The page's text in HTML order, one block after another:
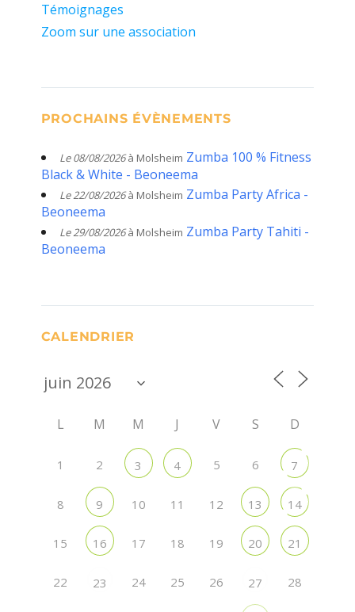
Témoignages
Zoom sur une association
PROCHAINS ÉVÈNEMENTS
Le 08/08/2026à Molsheim Zumba 100 % Fitness
Black & White - Beoneema
Le 22/08/2026à Molsheim Zumba Party Africa -
Beoneema
Le 29/08/2026à Molsheim Zumba Party Tahiti -
Beoneema
CALENDRIER
L M M J V S D
1 2 3 4 5 6 7
8 9 10 11 12 13 14
15 16 17 18 19 20 21
22 23 24 25 26 27 28